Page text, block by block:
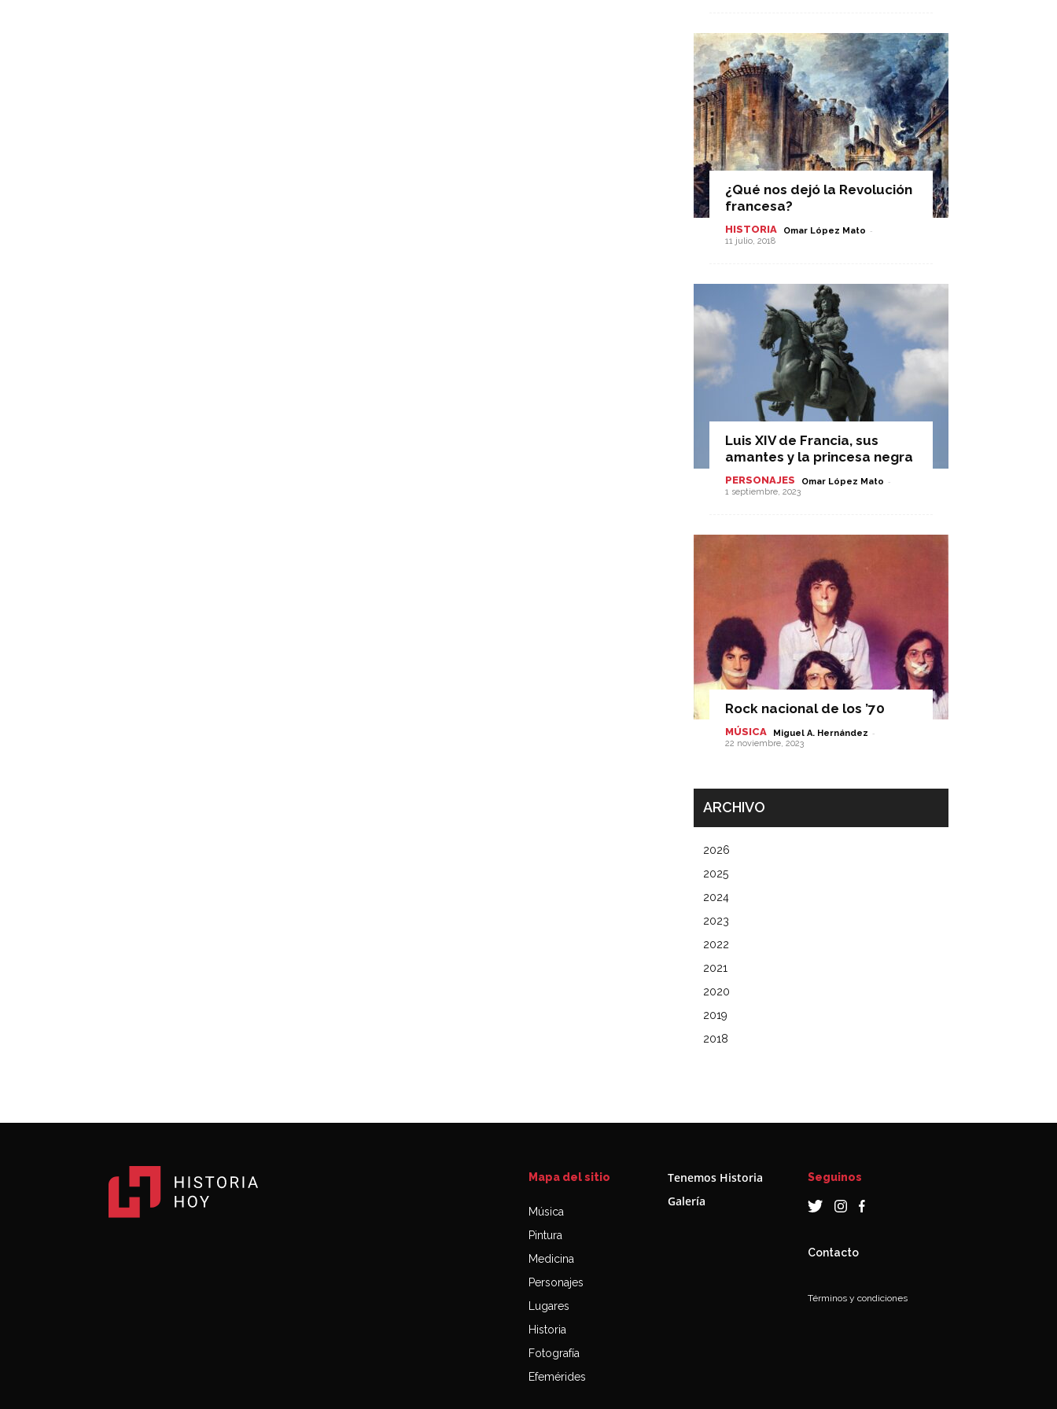
¿Qué nos dejó la Revolución
francesa?
HISTORIA Omar López Mato -
11 julio, 2018
Luis XIV de Francia, sus
amantes y la princesa negra
PERSONAJES Omar López Mato -
1 septiembre, 2023
Rock nacional de los ’70
MÚSICA Miguel A. Hernández -
22 noviembre, 2023
ARCHIVO
2026
2025
2024
2023
2022
2021
2020
2019
2018
Mapa del sitio
Música
Pintura
Medicina
Personajes
Lugares
Historia
Fotografía
Efemérides
Tenemos Historia
Galería
Seguinos
Contacto
Términos y condiciones